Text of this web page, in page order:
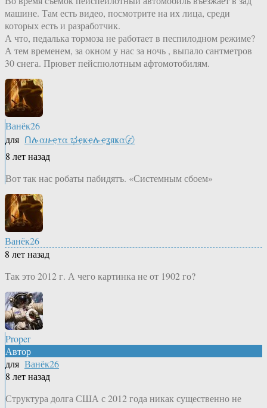
машине. Там есть видео, посмотрите на их лица, среди
которых есть и разработчик.
А что, педалька тормоза не работает в песпилодном режиме?
А тем временем, за окном у нас за ночь , выпало сантметров
30 снега. Прювет пейспюлотным афтомотобилям.
Ванёк26
для Ոሉαዙҿτα ಭҿҝҿሉҿʓяҝα〄
8 лет назад
Вот так нас робаты пабидятъ. «Системным сбоем»
Ванёк26
8 лет назад
Так это 2012 г. А чего картинка не от 1902 го?
Proper
Автор
для Ванёк26
8 лет назад
Структура долга США с 2012 года никак существенно не